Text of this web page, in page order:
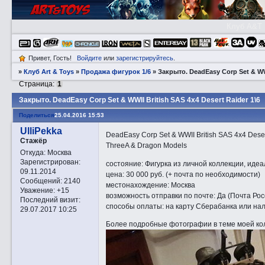
Привет, Гость! Войдитеили зарегистрируйтесь.
»Клуб Art & Toys »Продажа фигурок 1/6 »Закрытo. DeadEasy Corp Set &
Закрытo. DeadEasy Corp Set & WWII British SAS 4x4 Desert Raider 1\6
Страница: 1
Поделиться25.04.2016 15:53
UlliPekka
Стажёр
Откуда:Москва
Зарегистрирован:
09.11.2014
Сообщений:2140
Уважение: +15
Последний визит:
29.07.2017 10:25
DeadEasy Corp Set & WWII British SAS 4x4
ThreeA & Dragon Models
состояние: Фигурка из личной коллекции,
цена: 30 000 руб. (+ почта по необходимости)
местонахождение: Москва
возможность отправки по почте: Да (Почта
способы оплаты: на карту Сберабанка или
Более подробные фотографии в теме моей